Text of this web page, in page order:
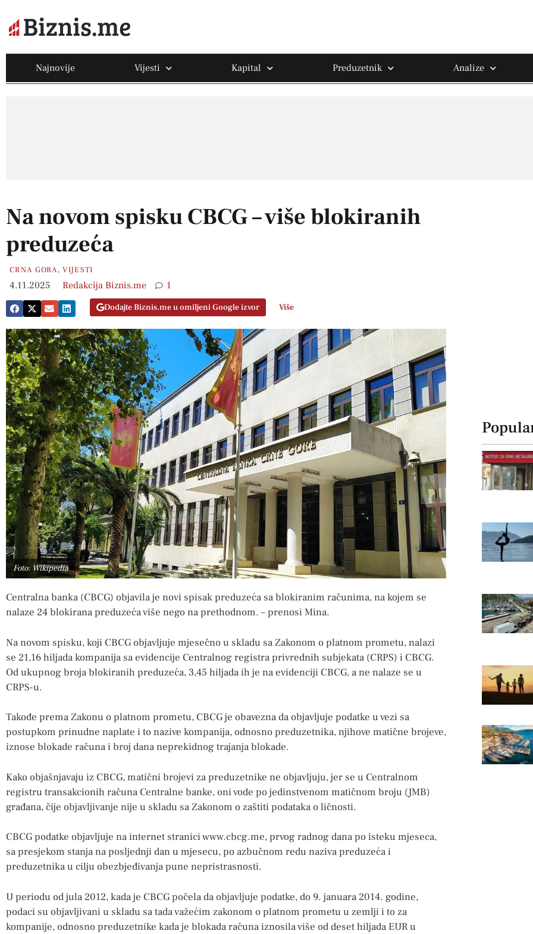
Najnovije Vijesti Kapital Preduzetnik Analize
Na novom spisku CBCG – više blokiranih
preduzeća
CRNA GORA,VIJESTI
4.11.2025 Redakcija Biznis.me 1
Dodajte Biznis.me u omiljeni Google izvor Više
Foto: Wikipedia
Centralna banka (CBCG) objavila je novi spisak preduzeća sa blokiranim računima, na kojem se
nalaze 24 blokirana preduzeća više nego na prethodnom. – prenosi Mina.
Na novom spisku, koji CBCG objavljuje mjesečno u skladu sa Zakonom o platnom prometu, nalazi
se 21,16 hiljada kompanija sa evidencije Centralnog registra privrednih subjekata (CRPS) i CBCG.
Od ukupnog broja blokiranih preduzeća, 3,45 hiljada ih je na evidenciji CBCG, a ne nalaze se u
CRPS-u.
Takođe prema Zakonu o platnom prometu, CBCG je obavezna da objavljuje podatke u vezi sa
postupkom prinudne naplate i to nazive kompanija, odnosno preduzetnika, njihove matične brojeve,
iznose blokade računa i broj dana neprekidnog trajanja blokade.
Kako objašnjavaju iz CBCG, matični brojevi za preduzetnike ne objavljuju, jer se u Centralnom
registru transakcionih računa Centralne banke, oni vode po jedinstvenom matičnom broju (JMB)
građana, čije objavljivanje nije u skladu sa Zakonom o zaštiti podataka o ličnosti.
CBCG podatke objavljuje na internet stranici www.cbcg.me, prvog radnog dana po isteku mjeseca,
sa presjekom stanja na posljednji dan u mjesecu, po azbučnom redu naziva preduzeća i
preduzetnika u cilju obezbjeđivanja pune nepristrasnosti.
U periodu od jula 2012, kada je CBCG počela da objavljuje podatke, do 9. januara 2014. godine,
podaci su objavljivani u skladu sa tada važećim zakonom o platnom prometu u zemlji i to za
kompanije, odnosno preduzetnike kada je blokada računa iznosila više od deset hiljada EUR u